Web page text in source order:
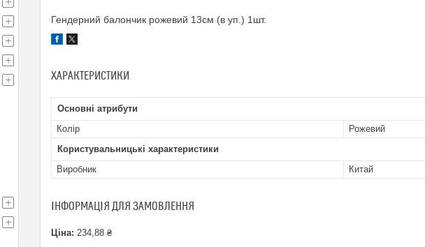
Гендерний балончик рожевий 13см (в уп.) 1шт.
ХАРАКТЕРИСТИКИ
Основні атрибути
Колір
Рожевий
Користувальницькі характеристики
Виробник
Китай
ІНФОРМАЦІЯ ДЛЯ ЗАМОВЛЕННЯ
Ціна: 234,88 ₴